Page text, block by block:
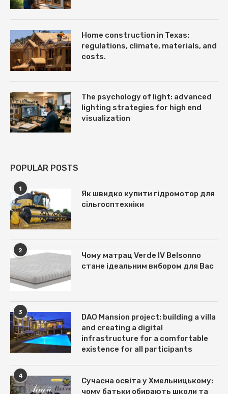
Home construction in Texas:
regulations, climate, materials, and
costs.
The psychology of light: advanced
lighting strategies for high end
visualization
POPULAR POSTS
1
Як швидко купити гідромотор для
сільгосптехніки
2
Чому матрац Verde IV Belsonno
стане ідеальним вибором для Вас
3
DAO Mansion project: building a villa
and creating a digital
infrastructure for a comfortable
existence for all participants
4
Сучасна освіта у Хмельницькому:
чому батьки обирають школи та